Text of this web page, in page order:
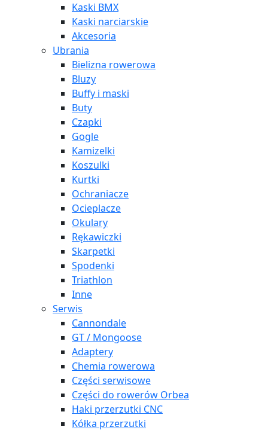
Kaski BMX
Kaski narciarskie
Akcesoria
Ubrania
Bielizna rowerowa
Bluzy
Buffy i maski
Buty
Czapki
Gogle
Kamizelki
Koszulki
Kurtki
Ochraniacze
Ocieplacze
Okulary
Rękawiczki
Skarpetki
Spodenki
Triathlon
Inne
Serwis
Cannondale
GT / Mongoose
Adaptery
Chemia rowerowa
Części serwisowe
Części do rowerów Orbea
Haki przerzutki CNC
Kółka przerzutki